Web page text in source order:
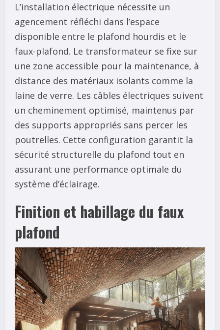
L’installation électrique nécessite un
agencement réfléchi dans l’espace
disponible entre le plafond hourdis et le
faux-plafond. Le transformateur se fixe sur
une zone accessible pour la maintenance, à
distance des matériaux isolants comme la
laine de verre. Les câbles électriques suivent
un cheminement optimisé, maintenus par
des supports appropriés sans percer les
poutrelles. Cette configuration garantit la
sécurité structurelle du plafond tout en
assurant une performance optimale du
système d’éclairage.
Finition et habillage du faux
plafond